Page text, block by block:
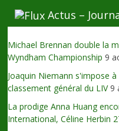
Actus –
Michael Brennan double la
Wyndham Championship 9
Joaquin Niemann s'impose
classement général du LIV 9
La prodige Anna Huang
International, Céline Herbin